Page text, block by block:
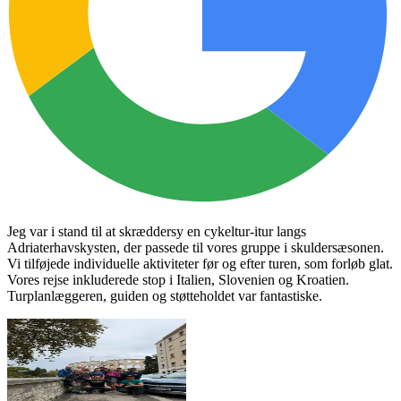
Jeg var i stand til at skræddersy en cykeltur-itur langs
Adriaterhavskysten, der passede til vores gruppe i skuldersæsonen.
Vi tilføjede individuelle aktiviteter før og efter turen, som forløb glat.
Vores rejse inkluderede stop i Italien, Slovenien og Kroatien.
Turplanlæggeren, guiden og støtteholdet var fantastiske.